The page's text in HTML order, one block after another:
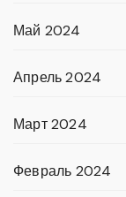
Май 2024
Апрель 2024
Март 2024
Февраль 2024